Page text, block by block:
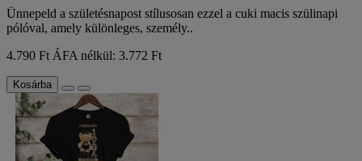
Ünnepeld a születésnapost stílusosan ezzel a cuki macis szülinapi
pólóval, amely különleges, személy..
4.790 Ft ÁFA nélkül: 3.772 Ft
Kosárba